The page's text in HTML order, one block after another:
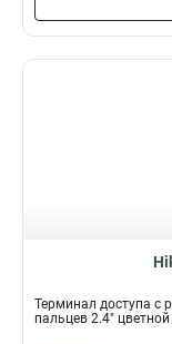
Терминал доступа с
пальцев 2.4" цветной